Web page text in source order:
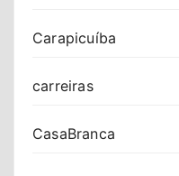
Carapicuíba
carreiras
CasaBranca